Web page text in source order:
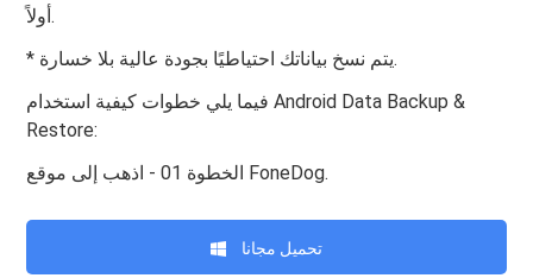
أولاً.
* يتم نسخ بياناتك احتياطيًا بجودة عالية بلا خسارة.
فيما يلي خطوات كيفية استخدام Android Data Backup &
Restore:
الخطوة 01 - اذهب إلى موقع FoneDog.
تحميل مجانا